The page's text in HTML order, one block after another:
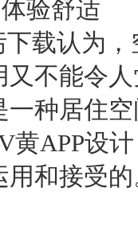
验舒适
载认为
不能令人
居住空间
APP设计
和接受的